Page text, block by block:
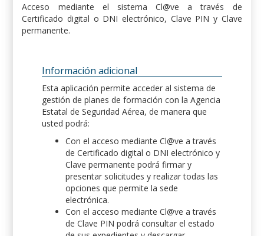
Acceso mediante el sistema Cl@ve a través de
Certificado digital o DNI electrónico, Clave PIN y Clave
permanente.
Información adicional
Esta aplicación permite acceder al sistema de
gestión de planes de formación con la Agencia
Estatal de Seguridad Aérea, de manera que
usted podrá:
Con el acceso mediante Cl@ve a través
de Certificado digital o DNI electrónico y
Clave permanente podrá firmar y
presentar solicitudes y realizar todas las
opciones que permite la sede
electrónica.
Con el acceso mediante Cl@ve a través
de Clave PIN podrá consultar el estado